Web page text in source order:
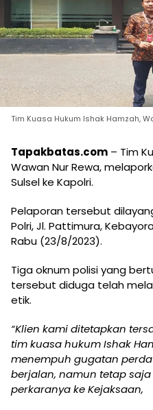
Tim Kuasa Hukum Ishak Hamzah,
Tapakbatas.com – Tim
Wawan Nur Rewa,
Sulsel ke Kapolri.
Pelaporan tersebut
Polri, Jl. Pattimura,
Rabu (23/8/2023).
Tiga oknum polisi yang
tersebut diduga telah
etik.
“Klien kami ditetapkan
tim kuasa hukum Ishak
menempuh gugatan
berjalan, namun tetap
perkaranya ke Kejaksaan,